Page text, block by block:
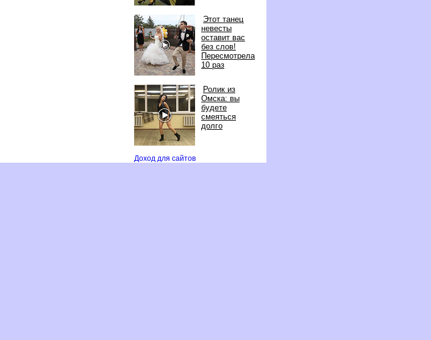
Этот танец
невесты
оставит вас
ез слов!
Пересмотрела
10 раз
Ролик из
Омска: вы
удете
смеяться
долго
Доход для сайто